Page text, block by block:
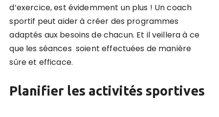
d’exercice, est évidemment un plus ! Un coach
sportif peut aider à créer des programmes
adaptés aux besoins de chacun. Et il veillera à ce
que les séances soient effectuées de manière
sûre et efficace.
Planifier les activités sportives